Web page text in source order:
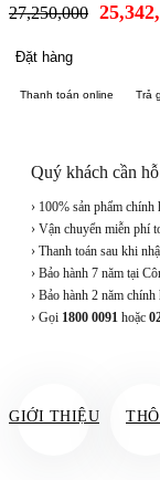
27,250,000
Đặt hàng
Thanh toán online Trả
Quý khách cần
› 100% sản phẩm chính
› Vận chuyển miễn phí
› Thanh toán sau khi
› Bảo hành 7 năm tại
› Bảo hành 2 năm chính
› Gọi 1800 0091 hoặc
GIỚI THIỆU